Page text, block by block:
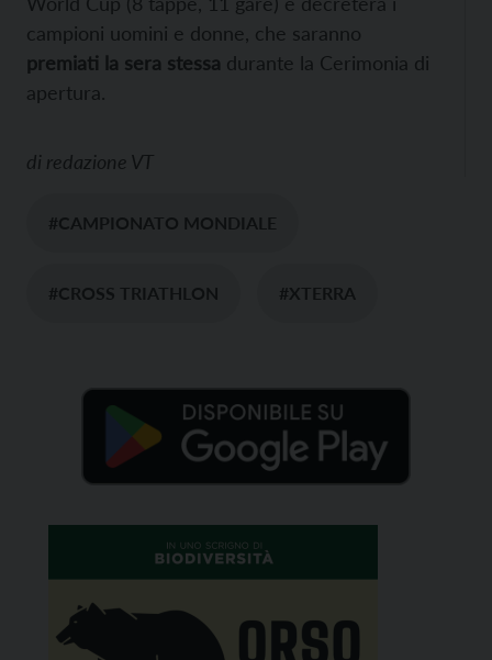
campioni uomini e donne, che saranno
premiati la sera stessa durante la Cerimonia di
apertura.
di redazione VT
#CAMPIONATO MONDIALE
#CROSS TRIATHLON #XTERRA